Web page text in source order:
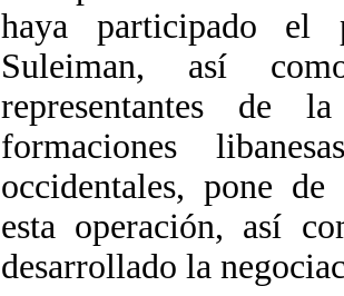
haya participado el
Suleiman, así
representantes de
formaciones
occidentales, pone
esta operación, así
desarrollado la